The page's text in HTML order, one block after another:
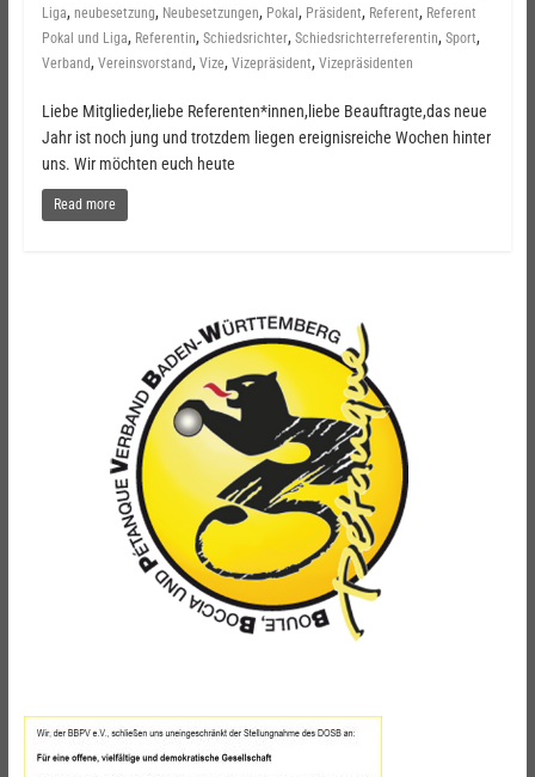
Liga, neubesetzung, Neubesetzungen, Pokal, Präsident, Referent, Referent
Pokal und Liga, Referentin, Schiedsrichter, Schiedsrichterreferentin, Sport,
Verband, Vereinsvorstand, Vize, Vizepräsident, Vizepräsidenten
Liebe Mitglieder,liebe Referenten*innen,liebe Beauftragte,das neue
Jahr ist noch jung und trotzdem liegen ereignisreiche Wochen hinter
uns. Wir möchten euch heute
Read more